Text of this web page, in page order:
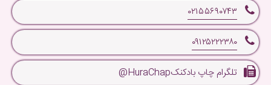
۰۲۱۵۵۶۹۰۷۴۳
۰۹۱۲۵۲۲۲۳۸۰
تلگرام چاپ بادکنکHuraChap@